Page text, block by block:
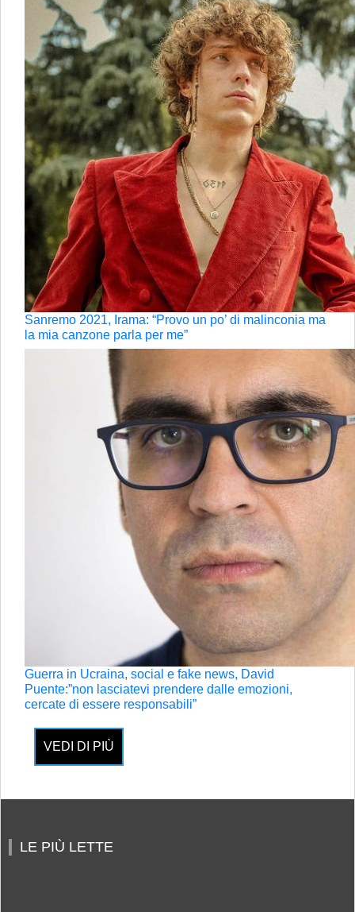
Sanremo 2021, Irama: “Provo un po’ di malinconia ma
la mia canzone parla per me”
Guerra in Ucraina, social e fake news, David
Puente:”non lasciatevi prendere dalle emozioni,
cercate di essere responsabili”
VEDI DI PIÙ
LE PIÙ LETTE